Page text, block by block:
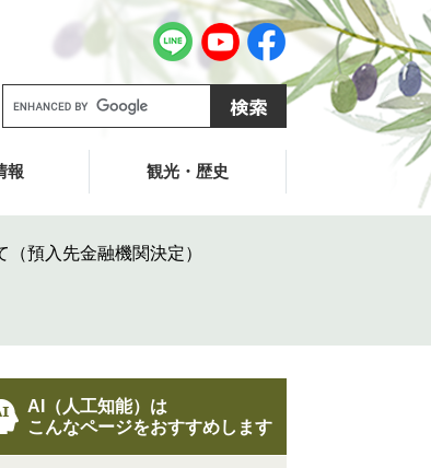
g
e
ス
報 観光・歴史
預入先金融機関決定）
AI（人工知能）は
こんなページをおすすめします